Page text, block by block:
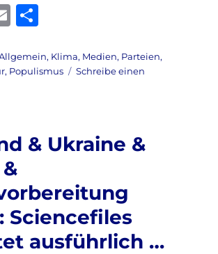
E
ai
l
le
n
Kategorien, Klima, Medien, Parteien,
, Populismus
Schreibe einen
& Ukraine &
Sciencefiles
ausführlich …